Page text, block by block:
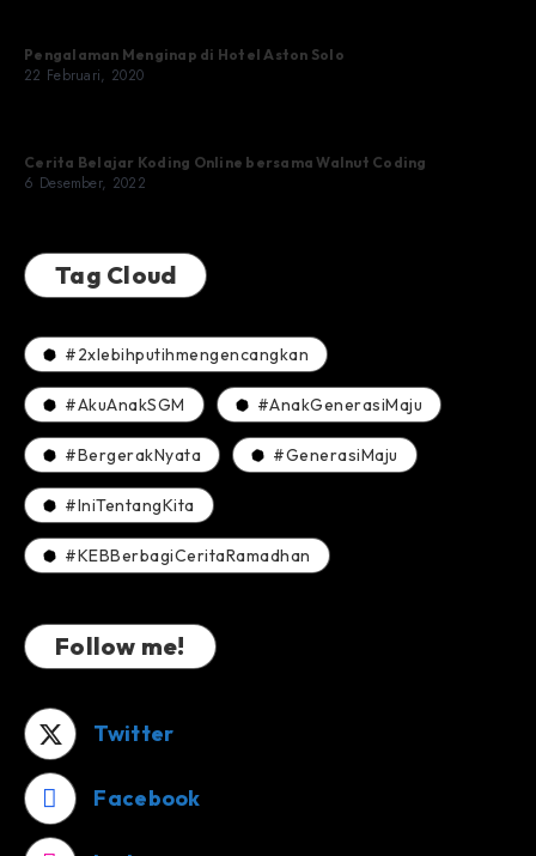
Pengalaman Menginap di Hotel Aston Solo
22 Februari, 2020
Cerita Belajar Koding Online bersama Walnut Coding
6 Desember, 2022
Tag Cloud
#2xlebihputihmengencangkan
#AkuAnakSGM #AnakGenerasiMaju
#BergerakNyata #GenerasiMaju
#IniTentangKita
#KEBBerbagiCeritaRamadhan
Follow me!
Twitter
Facebook